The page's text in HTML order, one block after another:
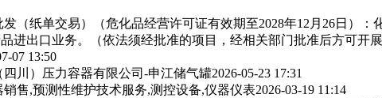
（纸单交易）（危化品经营许可证有效期至2028年12月26日）
进出口业务。（依法须经批准的项目，经相关部门批准后方可开展
07 13:50
四川）压力容器有限公司-申江储气罐2026-05-23 17:31
售,预测性维护技术服务,测控设备,仪器仪表2026-03-19 11:14